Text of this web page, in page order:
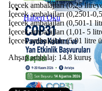
Haberi Oku
İçecek ambalajları (0,25
İçecek ambalajları (0,2501-
İçecek ambalajları (0,501-1
İçecek ambalajları (1,01- 5
İçecek ambalajları (5,01 litre
Ahşap ambalaj: 14.8 kuruş